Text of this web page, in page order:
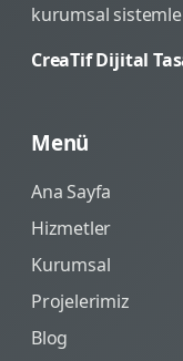
kurumsal
CreaTif Dijital
Menü
Ana Sayfa
Hizmetler
Kurumsal
Projelerimiz
Blog